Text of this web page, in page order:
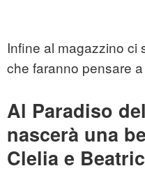
Infine al magazzino ci
che faranno pensare
Al Paradiso
nascerà una
Clelia e